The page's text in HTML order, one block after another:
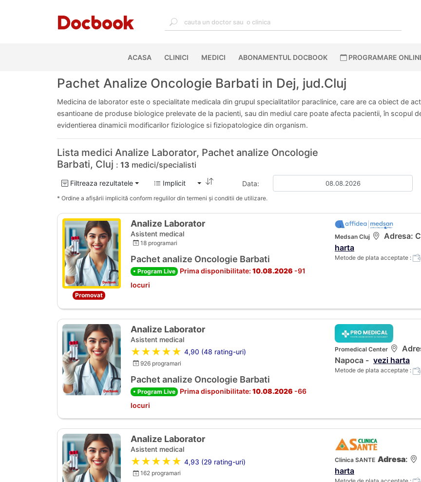
ACASA(CURRENT)
CLINICI MEDICI ABONAMENTUL DOCBOOK PROGRAMARE
Pachet Analize Oncologie Barbati in Dej, jud.Cluj
Medicina de laborator este o specialitate medicala din grupul specialitatilor paraclinice, care are ca obiect de
esantioane de produse biologice prelevate de la pacienti, sau din mediul care poate afecta pacientii, în scopul
evidentierea dinamicii modificarilor fiziologice si fiziopatologice din organism.
Lista medici Analize Laborator, Pachet analize Oncologie
Barbati, Cluj : 13 medici/specialisti
Filtreaza rezultatele Implicit Data:
* Ordine a afișării implicită conform regulilor din termeni și conditii de utilizare.
Promovat
Analize Laborator
Asistent medical
18 programari
Pachet analize Oncologie Barbati
• Program Live Prima disponibilitate: 10.08.2026 -91
locuri
Medsan Cluj Adresa:
harta
Metode de plata acceptate :
Analize Laborator
Asistent medical
★★★★★ 4,90 (48 rating-uri)
926 programari
Pachet analize Oncologie Barbati
• Program Live Prima disponibilitate: 10.08.2026 -66
locuri
Promedical Center
Napoca - vezi harta
Metode de plata acceptate :
Analize Laborator
Asistent medical
★★★★★ 4,93 (29 rating-uri)
162 programari
Clinica SANTE Adresa:
harta